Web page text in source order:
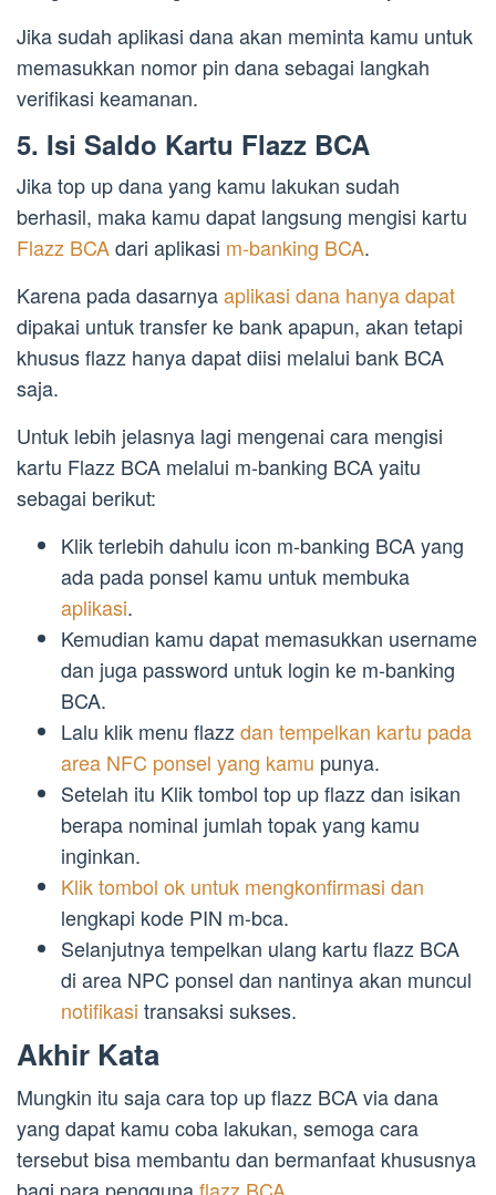
Jika sudah aplikasi dana akan meminta kamu untuk
memasukkan nomor pin dana sebagai langkah
verifikasi keamanan.
5. Isi Saldo Kartu Flazz BCA
Jika top up dana yang kamu lakukan sudah
berhasil, maka kamu dapat langsung mengisi kartu
Flazz BCAdari aplikasi m-banking BCA.
Karena pada dasarnyaaplikasi dana hanya dapat
dipakai untuk transfer ke bank apapun, akan tetapi
khusus flazz hanya dapat diisi melalui bank BCA
saja.
Untuk lebih jelasnya lagi mengenai cara mengisi
kartu Flazz BCA melalui m-banking BCA yaitu
sebagai berikut:
Klik terlebih dahulu icon m-banking BCA yang
ada pada ponsel kamu untuk membuka
aplikasi.
Kemudian kamu dapat memasukkan username
dan juga password untuk login ke m-banking
BCA.
Lalu klik menu flazz dan tempelkan kartu pada
area NFC ponsel yang kamu punya.
Setelah itu Klik tombol top up flazz dan isikan
berapa nominal jumlah topak yang kamu
inginkan.
Klik tombol ok untuk mengkonfirmasi dan
lengkapi kode PIN m-bca.
Selanjutnya tempelkan ulang kartu flazz BCA
di area NPC ponsel dan nantinya akan muncul
notifikasi transaksi sukses.
Akhir Kata
Mungkin itu saja cara top up flazz BCA via dana
yang dapat kamu coba lakukan, semoga cara
tersebut bisa membantu dan bermanfaat khususnya
bagi para penggunaflazz BCA.